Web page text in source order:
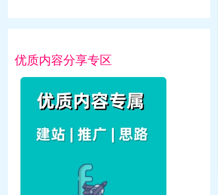
优质内容分享专区